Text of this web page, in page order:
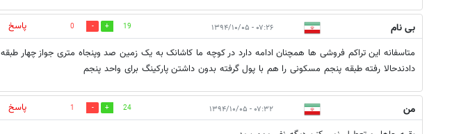
بی نام ۰۷:۲۶ - ۱۳۹۴/۱۰/۰۵ 19
0
پاسخ
متاسفانه این تراکم فروشی ها همچنان ادامه دارد در کوچه ما کاشانک به یک زمین صد وپنجاه متری جواز چهار طبقه
دادندحالا رفته طبقه پنجم مسکونی را هم با پول گرفته بدون داشتن پارکینگ برای واحد پنجم
من ۰۷:۳۲ - ۱۳۹۴/۱۰/۰۵ 24
1
پاسخ